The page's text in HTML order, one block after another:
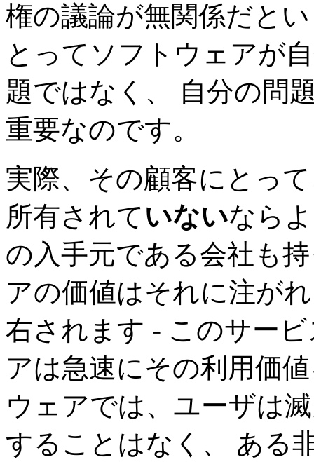
権の議論が無関係だと
とってソフトウェアが
題ではなく、 自分の問
重要なのです。
実際、その顧客にとっ
所有されていないなら
の入手元である会社も
アの価値はそれに注が
右されます - このサー
アは急速にその利用価
ウェアでは、ユーザは
することはなく、 ある